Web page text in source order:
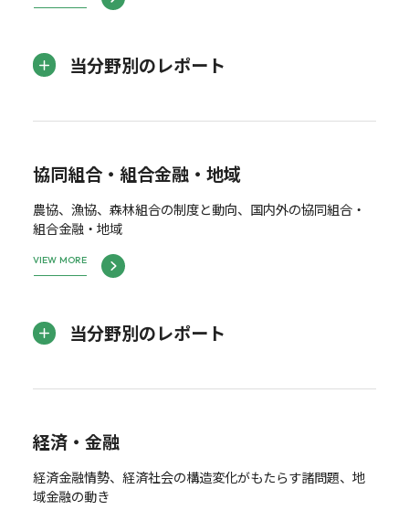
当分野別のレポート
協同組合・組合金融・地域
農協、漁協、森林組合の制度と動向、国内外の協同組合・
組合金融・地域
VIEW MORE
当分野別のレポート
経済・金融
経済金融情勢、経済社会の構造変化がもたらす諸問題、地
域金融の動き